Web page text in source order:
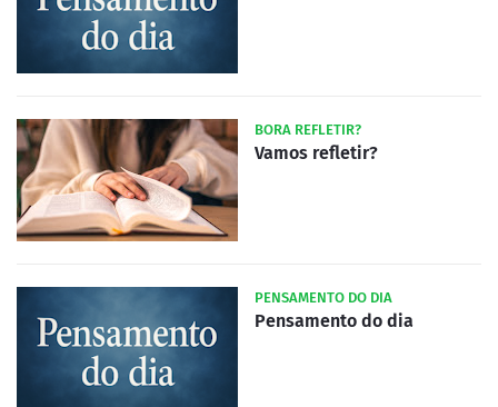
BORA REFLETIR?
Vamos refletir?
PENSAMENTO DO DIA
Pensamento do dia